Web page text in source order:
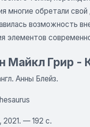
многие обретали
возможность
элементов
Майкл Грир -
Анны Блейз.
2021. — 192 с.